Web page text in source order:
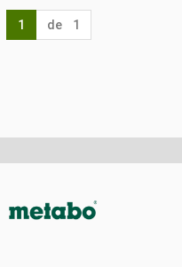
1 de 1